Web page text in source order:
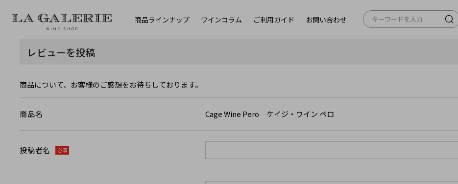
商品ラインナップ ワインコラム ご利用ガイド お問い合わせ
レビューを投稿
商品について、お客様のご感想をお待ちしております。
商品名 Cage Wine Pero ケイジ・ワイン ペロ
投稿者名 必須